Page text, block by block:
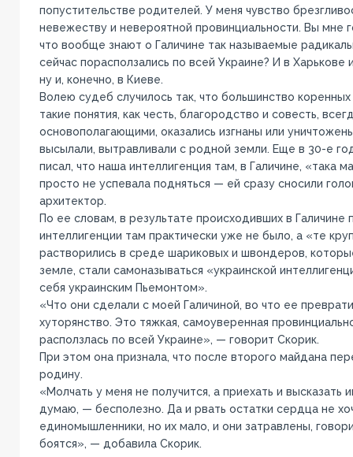
попустительстве родителей. У меня чувство
невежеству и невероятной провинциальности. Вы мне
что вообще знают о Галичине так называемые
сейчас порасползались по всей Украине? И в
ну и, конечно, в Киеве.
Волею судеб случилось так, что большинство коренных
такие понятия, как честь, благородство и совесть,
основополагающими, оказались изгнаны или
высылали, вытравливали с родной земли. Еще в 30-е
писал, что наша интеллигенция там, в Галичине, «така
просто не успевала подняться — ей сразу сносили
архитектор.
По ее словам, в результате происходивших в Галичине
интеллигенции там практически уже не было, а «те
растворились в среде шариковых и швондеров,
земле, стали самоназываться «украинской
себя украинским Пьемонтом».
«Что они сделали с моей Галичиной, во что ее
хуторянство. Это тяжкая, самоуверенная
расползлась по всей Украине», — говорит Скорик.
При этом она признала, что после второго майдана
родину.
«Молчать у меня не получится, а приехать и высказать
думаю, — бесполезно. Да и рвать остатки сердца не
единомышленники, но их мало, и они затравлены,
боятся», — добавила Скорик.